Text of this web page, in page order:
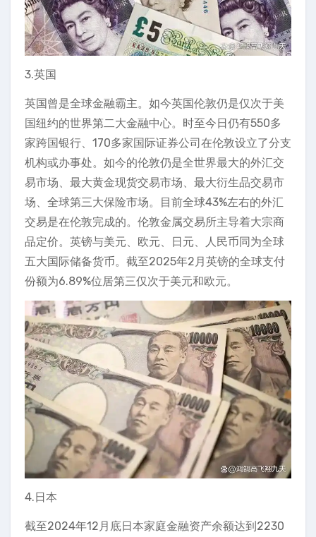
3.英国
英国曾是全球金融霸主。如今英国伦敦仍是仅次于美
国纽约的世界第二大金融中心。时至今日仍有550多
家跨国银行、170多家国际证券公司在伦敦设立了分支
机构或办事处。如今的伦敦仍是全世界最大的外汇交
易市场、最大黄金现货交易市场、最大衍生品交易市
场、全球第三大保险市场。目前全球43%左右的外汇
交易是在伦敦完成的。伦敦金属交易所主导着大宗商
品定价。英镑与美元、欧元、日元、人民币同为全球
五大国际储备货币。截至2025年2月英镑的全球支付
份额为6.89%位居第三仅次于美元和欧元。
4.日本
截至2024年12月底日本家庭金融资产余额达到2230